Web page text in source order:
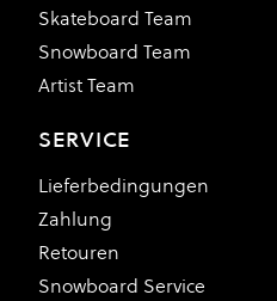
Skateboard Team
Snowboard Team
Artist Team
SERVICE
Lieferbedingungen
Zahlung
Retouren
Snowboard Service